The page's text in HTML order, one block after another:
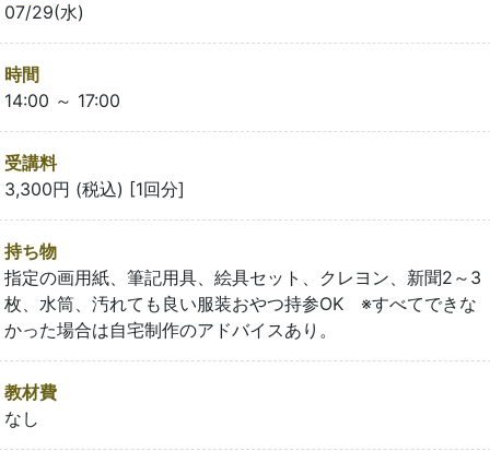
07/29(水)
時間
14:00 ～ 17:00
受講料
3,300円 (税込) [1回分]
持ち物
指定の画用紙、筆記用具、絵具セット、クレヨン、新聞2～3
枚、水筒、汚れても良い服装おやつ持参OK ※すべてできな
かった場合は自宅制作のアドバイスあり。
教材費
なし